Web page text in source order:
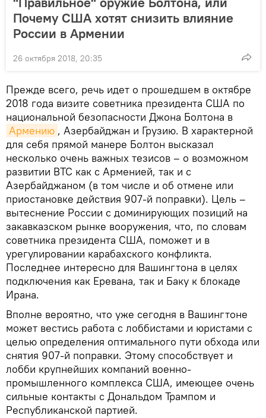
Почему США хотят снизить влияние
России в Армении
26 октября 2018, 20:35
Прежде всего, речь идет о прошедшем в октябре
2018 года визите советника президента США по
национальной безопасности Джона Болтона в
Армению , Азербайджан и Грузию. В характерной
для себя прямой манере Болтон высказал
несколько очень важных тезисов – о возможном
развитии ВТС как с Арменией, так и с
Азербайджаном (в том числе и об отмене или
приостановке действия 907-й поправки). Цель –
вытеснение России с доминирующих позиций на
закавказском рынке вооружения, что, по словам
советника президента США, поможет и в
урегулировании карабахского конфликта.
Последнее интересно для Вашингтона в целях
подключения как Еревана, так и Баку к блокаде
Ирана.
Вполне вероятно, что уже сегодня в Вашингтоне
может вестись работа с лоббистами и юристами с
целью определения оптимального пути обхода или
снятия 907-й поправки. Этому способствует и
лобби крупнейших компаний военно-
промышленного комплекса США, имеющее очень
сильные контакты с Дональдом Трампом и
Республиканской партией.